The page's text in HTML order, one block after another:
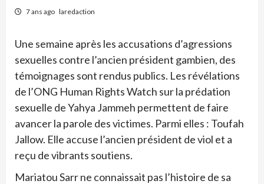
7 ans ago laredaction
Une semaine après les accusations d’agressions
sexuelles contre l’ancien président gambien, des
témoignages sont rendus publics. Les révélations
de l’ONG Human Rights Watch sur la prédation
sexuelle de Yahya Jammeh permettent de faire
avancer la parole des victimes. Parmi elles : Toufah
Jallow. Elle accuse l’ancien président de viol et a
reçu de vibrants soutiens.
Mariatou Sarr ne connaissait pas l’histoire de sa